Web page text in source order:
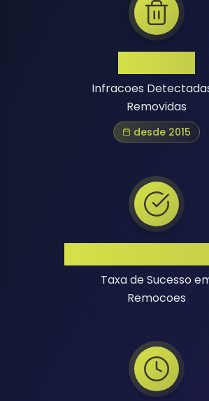
Infracoes
Removidas
desde 2015
Taxa de Sucesso
Remocoes